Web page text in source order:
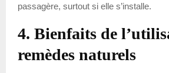
passagère, surtout si elle s’installe.
4. Bienfaits de
remèdes naturels